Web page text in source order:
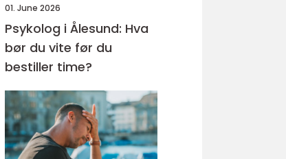
01. June 2026
Psykolog i Ålesund: Hva
bør du vite før du
bestiller time?